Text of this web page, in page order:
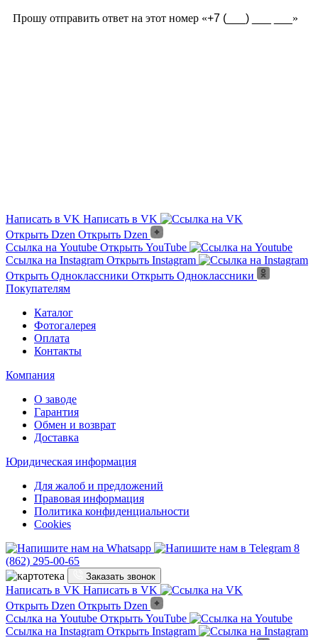
Прошу отправить ответ на этот номер « »
Написать в VK Написать в VK
Открыть Dzen Открыть Dzen
Ссылка на Youtube Открыть YouTube
Ссылка на Instagram Открыть Instagram
Открыть Одноклассники Открыть Одноклассники
Покупателям
Каталог
Фотогалерея
Оплата
Контакты
Компания
О заводе
Гарантия
Обмен и возврат
Доставка
Юридическая информация
Для жалоб и предложений
Правовая информация
Политика конфиденциальности
Cookies
8
(862) 295-00-65
Заказать звонок
Написать в VK Написать в VK
Открыть Dzen Открыть Dzen
Ссылка на Youtube Открыть YouTube
Ссылка на Instagram Открыть Instagram